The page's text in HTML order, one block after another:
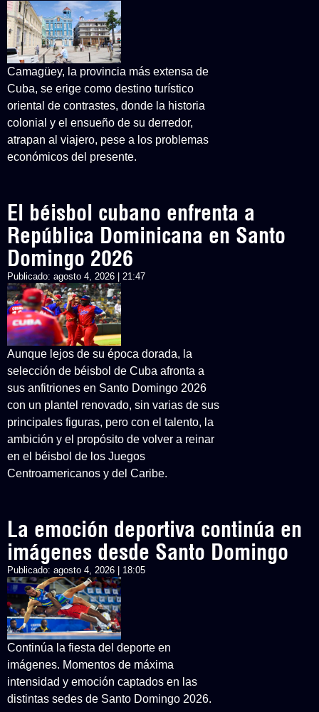
Camagüey, la provincia más extensa de
Cuba, se erige como destino turístico
oriental de contrastes, donde la historia
colonial y el ensueño de su derredor,
atrapan al viajero, pese a los problemas
económicos del presente.
El béisbol cubano enfrenta a
República Dominicana en Santo
Domingo 2026
Publicado: agosto 4, 2026 | 21:47
Aunque lejos de su época dorada, la
selección de béisbol de Cuba afronta a
sus anfitriones en Santo Domingo 2026
con un plantel renovado, sin varias de sus
principales figuras, pero con el talento, la
ambición y el propósito de volver a reinar
en el béisbol de los Juegos
Centroamericanos y del Caribe.
La emoción deportiva continúa en
imágenes desde Santo Domingo
Publicado: agosto 4, 2026 | 18:05
Continúa la fiesta del deporte en
imágenes. Momentos de máxima
intensidad y emoción captados en las
distintas sedes de Santo Domingo 2026.